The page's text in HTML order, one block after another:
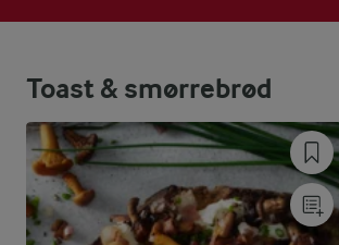
Toast & smørrebrød